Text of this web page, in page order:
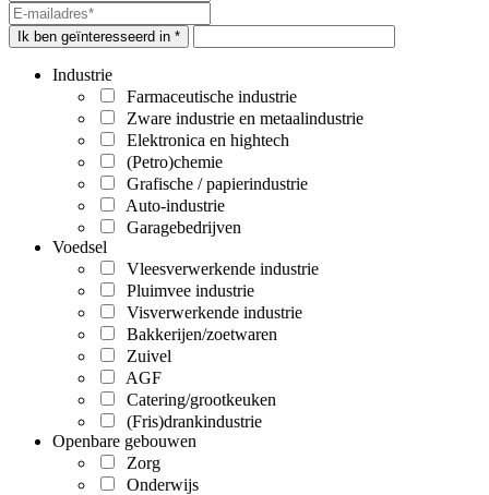
Ik ben geïnteresseerd in *
Industrie
Farmaceutische industrie
Zware industrie en metaalindustrie
Elektronica en hightech
(Petro)chemie
Grafische / papierindustrie
Auto-industrie
Garagebedrijven
Voedsel
Vleesverwerkende industrie
Pluimvee industrie
Visverwerkende industrie
Bakkerijen/zoetwaren
Zuivel
AGF
Catering/grootkeuken
(Fris)drankindustrie
Openbare gebouwen
Zorg
Onderwijs